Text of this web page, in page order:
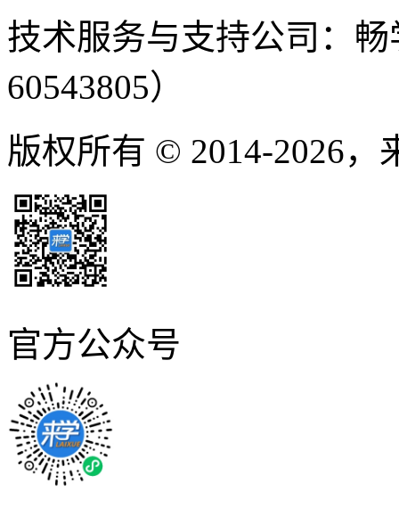
技术服务与支持公司：
60543805）
版权所有 © 2014-2026，
官方公众号